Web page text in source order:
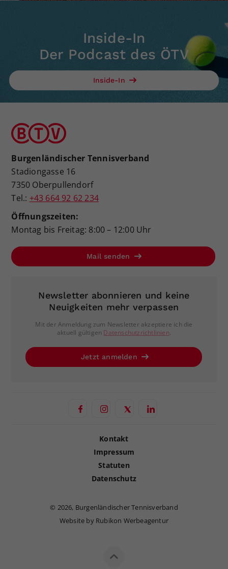
Inside-In
Der Podcast des ÖTV
Inside-In
Burgenländischer Tennisverband
Stadiongasse 16
7350 Oberpullendorf
Tel.: +43 664 92 62 234
Öffnungszeiten:
Montag bis Freitag: 8:00 – 12:00 Uhr
Mail senden
Newsletter abonnieren und keine
Neuigkeiten mehr verpassen
Mit der Anmeldung zum Newsletter akzeptiere ich die
aktuell gültigen Datenschutzrichtlinien.
Jetzt anmelden
Kontakt
Impressum
Statuten
Datenschutz
© 2026, Burgenländischer Tennisverband
Website by Rubikon Werbeagentur